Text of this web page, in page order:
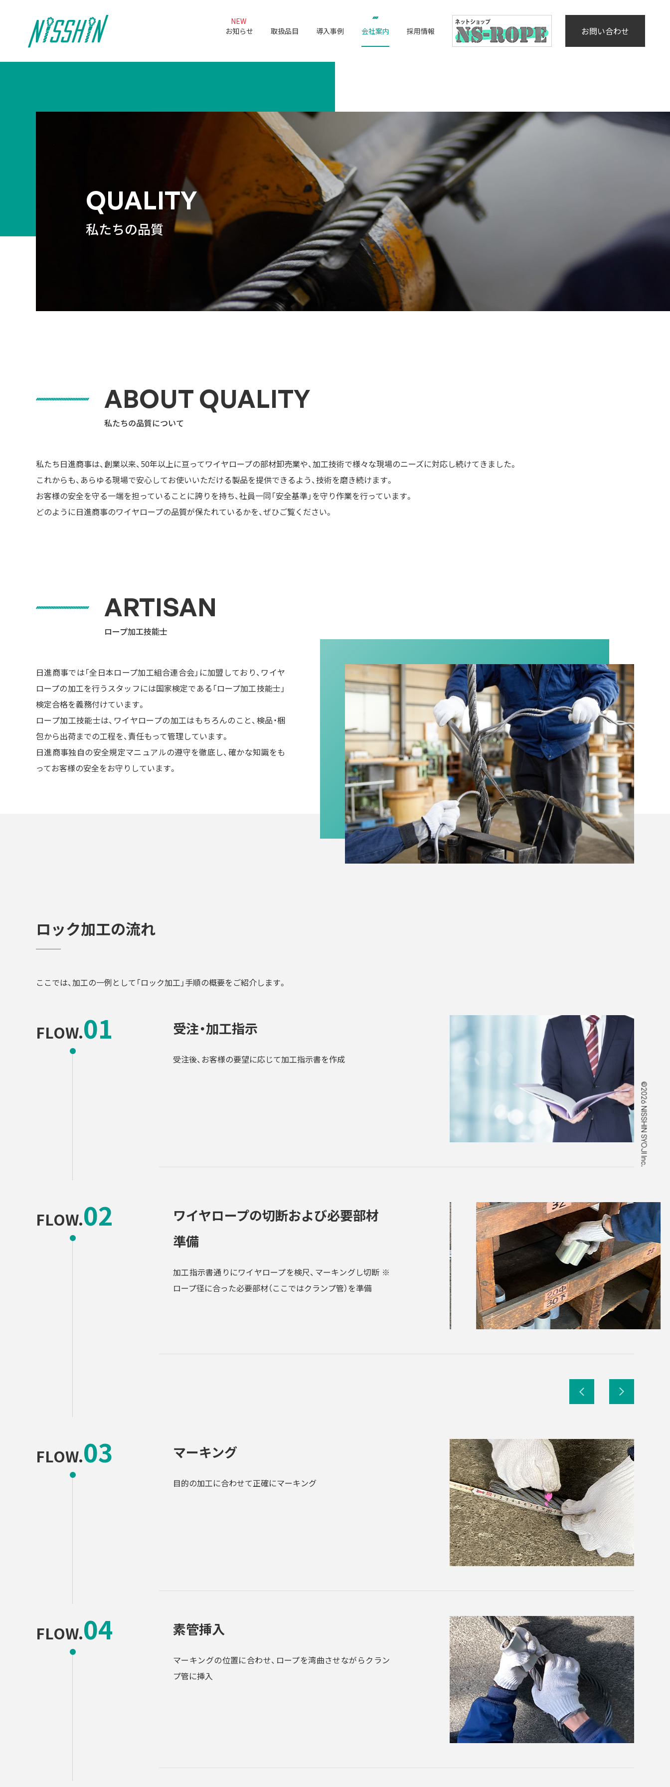
お知らせ
NEW
取扱品目
導入事例 会社案内 採用情報 お問い合わせ
私たちの品質
QUALITY
私たちの品質について
ABOUT QUALITY
私たち日進商事は、創業以来、50年以上に亘ってワイヤロープの部材卸売業や、加工技術で様々な現場のニーズに対応し続けてきました。
これからも、あらゆる現場で安心してお使いいただける製品を提供できるよう、技術を磨き続けます。
お客様の安全を守る一端を担っていることに誇りを持ち、社員一同「安全基準」を守り作業を行っています。
どのように日進商事のワイヤロープの品質が保たれているかを、ぜひご覧ください。
ロープ加工技能士
ARTISAN
日進商事では「全日本ロープ加工組合連合会」に加盟しており、ワイヤ
ロープの加工を行うスタッフには国家検定である「ロープ加工技能士」
検定合格を義務付けています。
ロープ加工技能士は、ワイヤロープの加工はもちろんのこと、検品・梱
包から出荷までの工程を、責任もって管理しています。
日進商事独自の安全規定マニュアルの遵守を徹底し、確かな知識をも
ってお客様の安全をお守りしています。
ロック加工の流れ
ここでは、加工の一例として「ロック加工」手順の概要をご紹介します。
FLOW. 受注・加工指示
受注後、お客様の要望に応じて加工指示書を作成
FLOW.
ワイヤロープの切断および必要部材
準備
加工指示書通りにワイヤロープを検尺、マーキングし切断 ※
ロープ径に合った必要部材（ここではクランプ管）を準備
FLOW. マーキング
目的の加工に合わせて正確にマーキング
FLOW. 素管挿入
マーキングの位置に合わせ、ロープを湾曲させながらクラン
プ管に挿入
©2026 NISSHIN SYOJI Inc.